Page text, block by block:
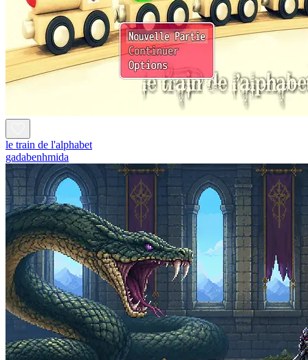
le train de l'alphabet
gadabenhmida